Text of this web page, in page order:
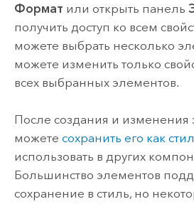
Формат или открыть панель
получить доступ ко всем
можете выбрать несколько
можете изменить только
всех выбранных элементов.
После создания и изменения
можете сохранить его как
использовать в других
Большинство элементов
сохранение в стиль, но